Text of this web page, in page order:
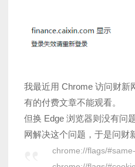
我最近用 Chrome 访问财新
有的付费文章不能观看。
但换 Edge 浏览器则没有问
网解决这个问题，于是问财
chrome://flags/